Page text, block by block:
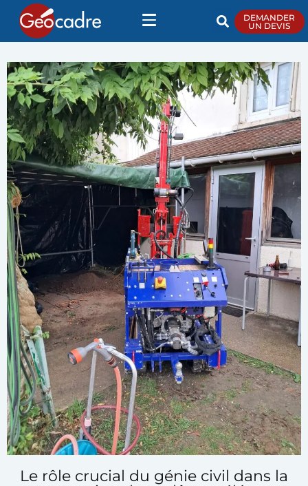
DEMANDER
UN DEVIS
Le rôle crucial du génie civil dans la